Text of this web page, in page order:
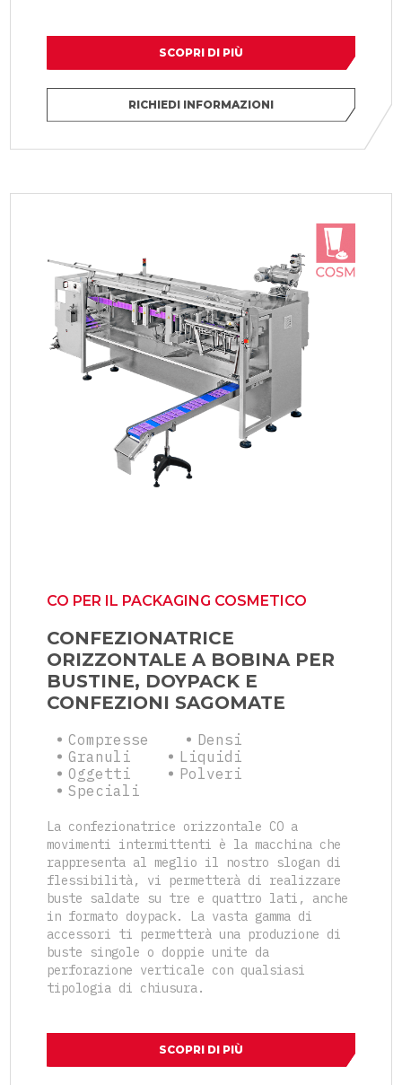
SCOPRI DI PIÙ
RICHIEDI INFORMAZIONI
CO PER IL PACKAGING COSMETICO
CONFEZIONATRICE
ORIZZONTALE A BOBINA PER
BUSTINE, DOYPACK E
CONFEZIONI SAGOMATE
Compresse
Densi
Granuli
Liquidi
Oggetti
Polveri
Speciali
La confezionatrice orizzontale CO a
movimenti intermittenti è la macchina che
rappresenta al meglio il nostro slogan di
flessibilità, vi permetterà di realizzare
buste saldate su tre e quattro lati, anche
in formato doypack. La vasta gamma di
accessori ti permetterà una produzione di
buste singole o doppie unite da
perforazione verticale con qualsiasi
tipologia di chiusura.
SCOPRI DI PIÙ